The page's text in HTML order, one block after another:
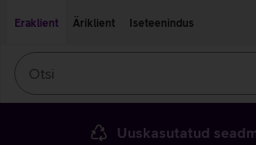
Eraklient
Äriklient Iseteenindus
Uuskasutatud